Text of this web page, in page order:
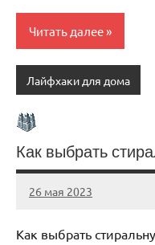
Читать далее
Лайфхаки для дома
Как выбрать
26 мая 2023
organic63_ru
Нет
Как выбрать